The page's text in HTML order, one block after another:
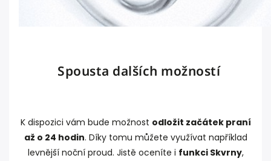
Spousta dalších možností
K dispozici vám bude možnost odložit začátek praní
až o 24 hodin. Díky tomu můžete využívat například
levnější noční proud. Jistě oceníte i funkci Skvrny,